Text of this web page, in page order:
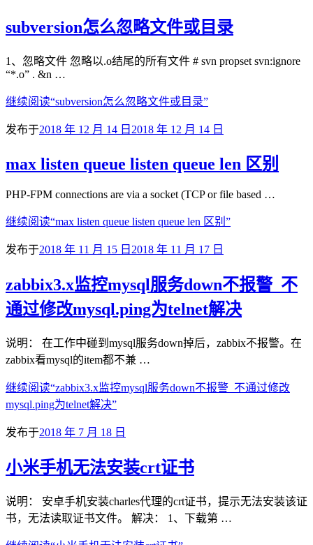
subversion怎么忽略文件或目录
1、忽略文件 忽略以.o结尾的所有文件 # svn propset svn:ignore
“*.o” . &n …
继续阅读“subversion怎么忽略文件或目录”
发布于2018 年 12 月 14 日 2018 年 12 月 14 日
max listen queue listen queue len 区别
PHP-FPM connections are via a socket (TCP or file based …
继续阅读“max listen queue listen queue len 区别”
发布于2018 年 11 月 15 日 2018 年 11 月 17 日
zabbix3.x监控mysql服务down不报警_不
通过修改mysql.ping为telnet解决
说明： 在工作中碰到mysql服务down掉后，zabbix不报警。在
zabbix看mysql的item都不兼 …
继续阅读“zabbix3.x监控mysql服务down不报警_不通过修改
mysql.ping为telnet解决”
发布于2018 年 7 月 18 日
小米手机无法安装crt证书
说明： 安卓手机安装charles代理的crt证书，提示无法安装该证
书，无法读取证书文件。 解决： 1、下载第 …